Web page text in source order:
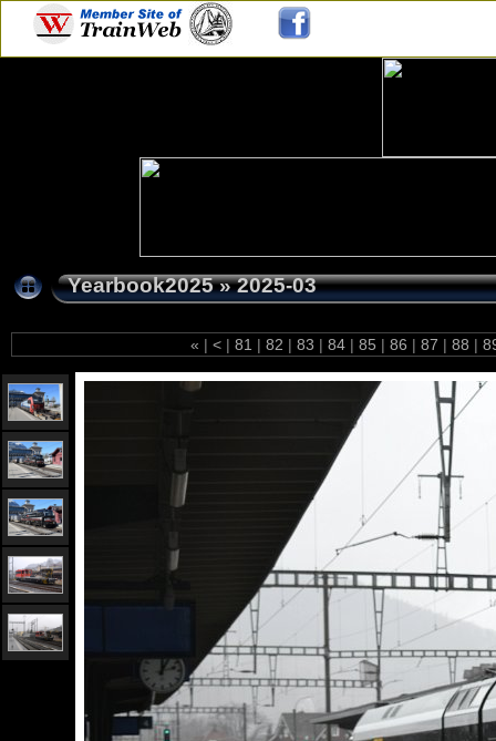
Yearbook2025»2025-03
« | < | 81 | 82 | 83 | 84 | 85 | 86 | 87 | 88 |